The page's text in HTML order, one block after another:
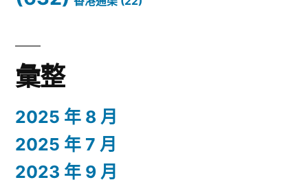
彙整
2025 年 8 月
2025 年 7 月
2023 年 9 月